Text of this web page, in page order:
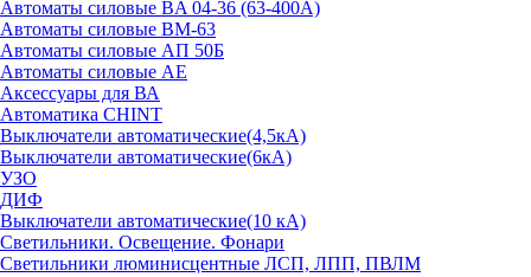
Автоматы силовые BA 04-36 (63-400А)
Автоматы силовые ВМ-63
Автоматы силовые АП 50Б
Автоматы силовые АЕ
Аксессуары для ВА
Автоматика CHINT
Выключатели автоматические(4,5кА)
Выключатели автоматические(6кА)
УЗО
ДИФ
Выключатели автоматические(10 кА)
Светильники. Освещение. Фонари
Светильники люминисцентные ЛСП, ЛПП, ПВЛМ